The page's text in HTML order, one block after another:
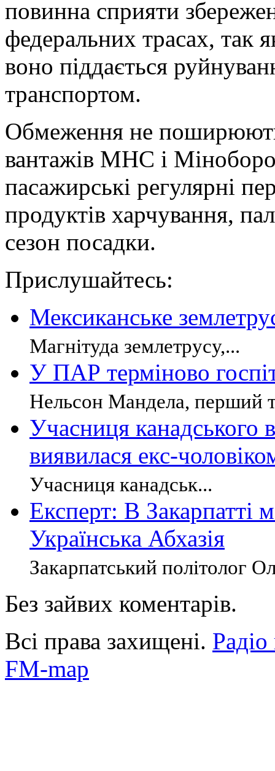
повинна сприяти
федеральних трасах, так
воно піддається
транспортом.
Обмеження не
вантажів МНС і
пасажирські регулярні
продуктів харчування,
сезон посадки.
Прислушайтесь:
Мексиканське
Магнітуда землетрусу,...
У ПАР терміново
Нельсон Мандела, перший
Учасниця канадського
виявилася екс-
Учасниця канадськ...
Експерт: В Закарпатті
Українська Абхазія
Закарпатський політолог
Без зайвих коментарів.
Всі права захищені.
FM-map